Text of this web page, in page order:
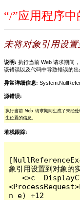
“/”应用程序中
未将对象引用设置
说明: 执行当前 Web 请求期间
该错误以及代码中导致错误的出
异常详细信息:
源错误:
执行当前 Web 请求期间生成了未经
生位置的信息。
堆栈跟踪:
象引用设置到对象的
   <>c__DisplayClass4.
n e) +12